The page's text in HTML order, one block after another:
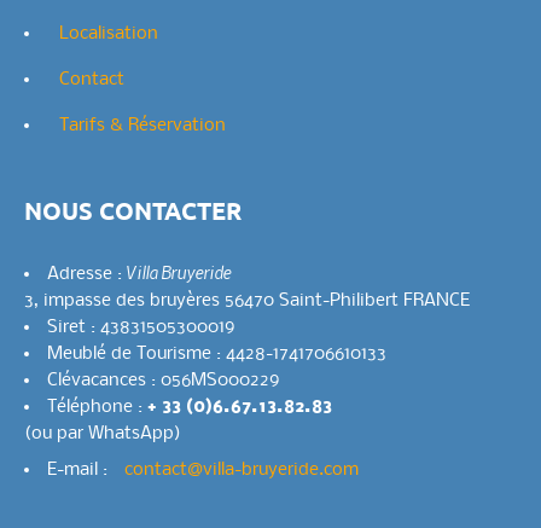
Localisation
Contact
Tarifs & Réservation
NOUS CONTACTER
Adresse : Villa Bruyeride
3, impasse des bruyères 56470 Saint-Philibert FRANCE
Siret : 43831505300019
Meublé de Tourisme : 4428-1741706610133
Clévacances : 056MS000229
Téléphone : + 33 (0)6.67.13.82.83
(ou par WhatsApp)
E-mail :
contact@villa-bruyeride.com